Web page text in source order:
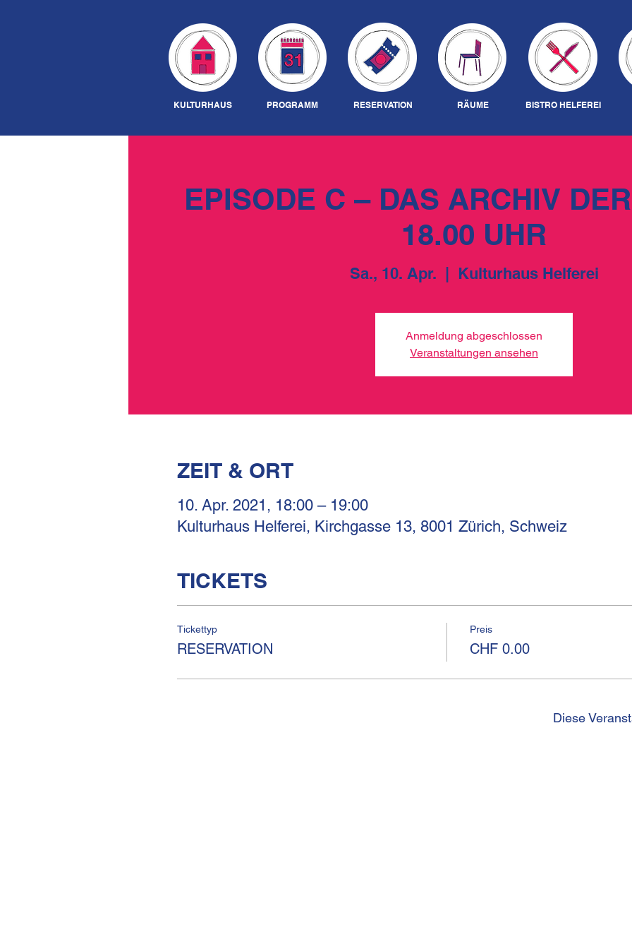
EPISODE C – DAS ARCHIV DER
18.00 UHR
Sa., 10. Apr.
  |
Kulturhaus Helferei
Anmeldung abgeschlossen
Veranstaltungen ansehen
ZEIT & ORT
10. Apr. 2021, 18:00 – 19:00
Kulturhaus Helferei, Kirchgasse 13, 8001 Zürich, Schweiz
TICKETS
Tickettyp
RESERVATION
Preis
CHF 0.00
Diese
KULTURHAUS PROGRAMM RESERVATION RÄUME BISTRO HELFEREI